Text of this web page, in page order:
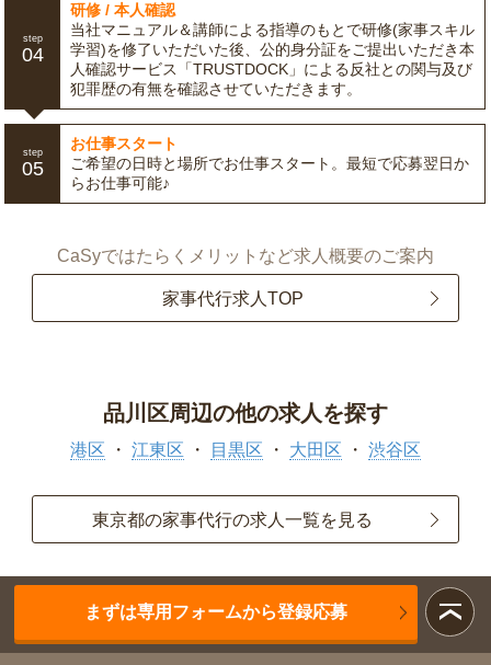
step
04
研修 / 本人確認
当社マニュアル＆講師による指導のもとで研修(家事スキル
学習)を修了いただいた後、公的身分証をご提出いただき本
人確認サービス「TRUSTDOCK」による反社との関与及び
犯罪歴の有無を確認させていただきます。
step
05
お仕事スタート
ご希望の日時と場所でお仕事スタート。最短で応募翌日か
らお仕事可能♪
CaSyではたらくメリットなど求人概要のご案内
家事代行求人TOP
品川区周辺の他の求人を探す
港区 江東区 目黒区 大田区 渋谷区
東京都の家事代行の求人一覧を見る
まずは専用フォームから登録応募